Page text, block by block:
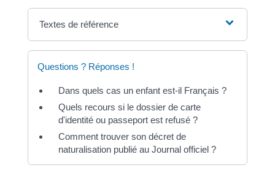
Textes de référence
Questions ? Réponses !
Dans quels cas un enfant est-il Français ?
Quels recours si le dossier de carte
d'identité ou passeport est refusé ?
Comment trouver son décret de
naturalisation publié au Journal officiel ?